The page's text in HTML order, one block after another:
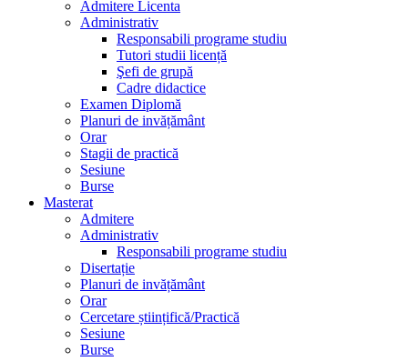
Admitere Licenta
Administrativ
Responsabili programe studiu
Tutori studii licență
Şefi de grupă
Cadre didactice
Examen Diplomă
Planuri de invățământ
Orar
Stagii de practică
Sesiune
Burse
Masterat
Admitere
Administrativ
Responsabili programe studiu
Disertație
Planuri de invățământ
Orar
Cercetare științifică/Practică
Sesiune
Burse